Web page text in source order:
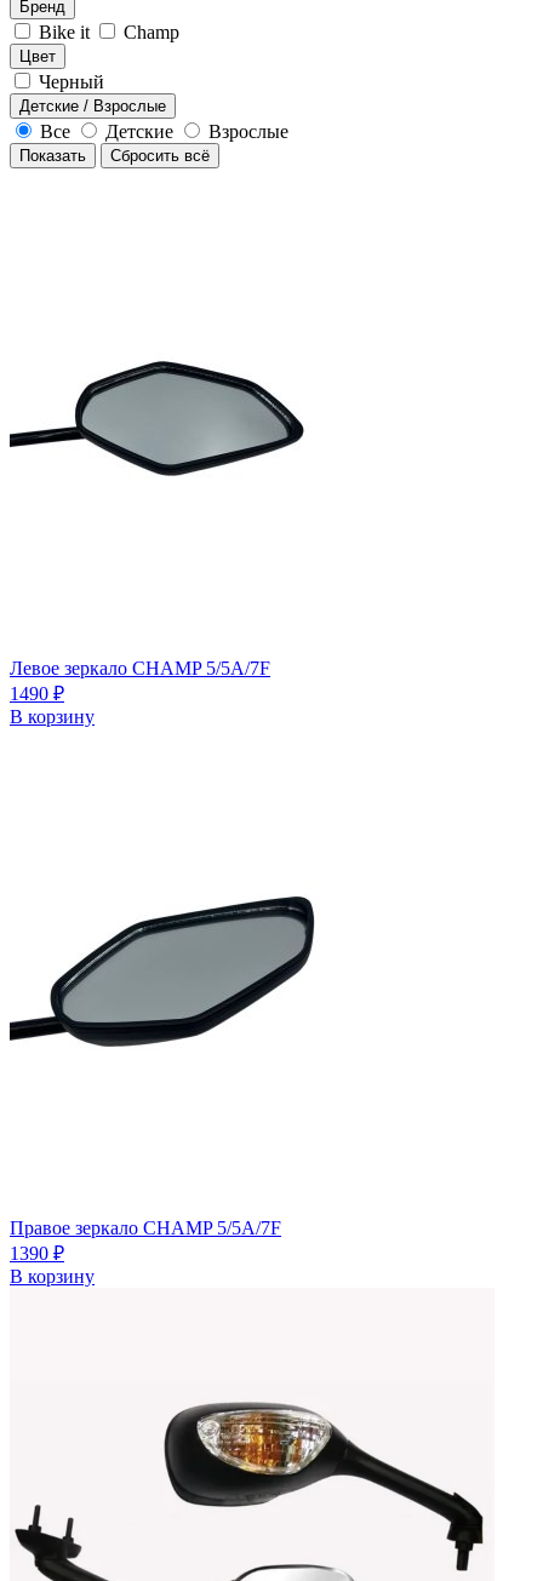
Бренд
Bike it Champ
Цвет
Черный
Детские / Взрослые
Все Детские Взрослые
Показать Сбросить всё
Левое зеркало CHAMP 5/5A/7F
1490 ₽
В корзину
Правое зеркало CHAMP 5/5A/7F
1390 ₽
В корзину